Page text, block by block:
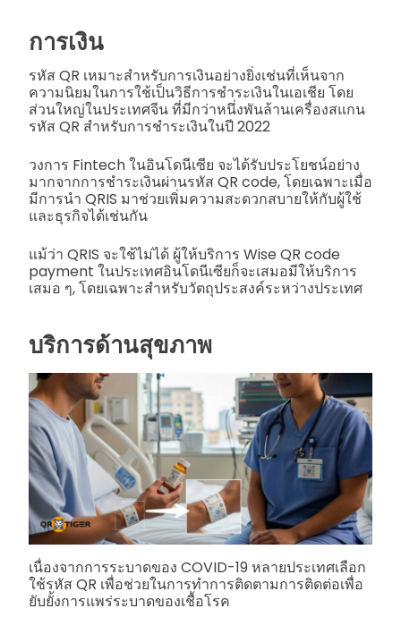
การเงิน
รหัส QR เหมาะสำหรับการเงินอย่างยิ่งเช่นที่เห็นจาก
ความนิยมในการใช้เป็นวิธีการชำระเงินในเอเชีย โดย
ส่วนใหญ่ในประเทศจีน ที่มีกว่าหนึ่งพันล้านเครื่องสแกน
รหัส QR สำหรับการชำระเงินในปี 2022
วงการ Fintech ในอินโดนีเซีย จะได้รับประโยชน์อย่าง
มากจากการชำระเงินผ่านรหัส QR code, โดยเฉพาะเมื่อ
มีการนำ QRIS มาช่วยเพิ่มความสะดวกสบายให้กับผู้ใช้
และธุรกิจได้เช่นกัน
แม้ว่า QRIS จะใช้ไม่ได้ ผู้ให้บริการ Wise QR code
payment ในประเทศอินโดนีเซียก็จะเสมอมีให้บริการ
เสมอ ๆ, โดยเฉพาะสำหรับวัตถุประสงค์ระหว่างประเทศ
บริการด้านสุขภาพ
เนื่องจากการระบาดของ COVID-19 หลายประเทศเลือก
ใช้รหัส QR เพื่อช่วยในการทำการติดตามการติดต่อเพื่อ
ยับยั้งการแพร่ระบาดของเชื้อโรค